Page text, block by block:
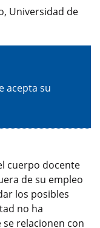
Universidad de
acepta su
cuerpo docente
de su empleo
los posibles
no ha
relacionen con